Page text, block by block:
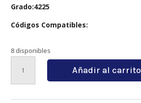
Grado:4225
Códigos Compatibles:
8 disponibles
CNMG190608-
4225
Añadir al carrito